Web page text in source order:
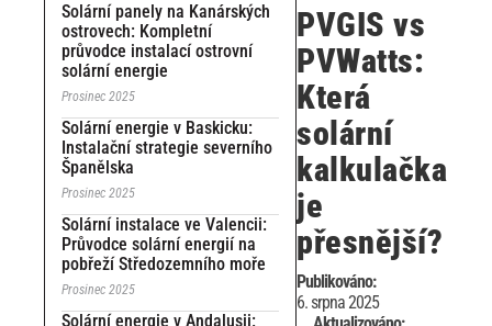
Solární panely na Kanárských
ostrovech: Kompletní
průvodce instalací ostrovní
solární energie
Prosinec 2025
Solární energie v Baskicku:
Instalační strategie severního
Španělska
Prosinec 2025
Solární instalace ve Valencii:
Průvodce solární energií na
pobřeží Středozemního moře
Prosinec 2025
Solární energie v Andalusii:
PVGIS vs
PVWatts:
Která
solární
kalkulačka
je
přesnější?
Publikováno:
6. srpna 2025